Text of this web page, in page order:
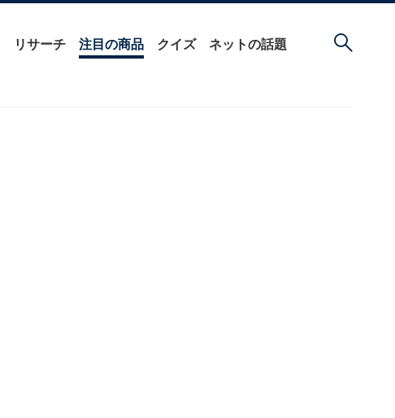
リサーチ 注目の商品 クイズ ネットの話題